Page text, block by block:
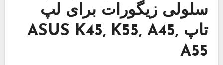
سلولی زیگورات برای لپ
تاپ ASUS K45, K55, A45,
A55